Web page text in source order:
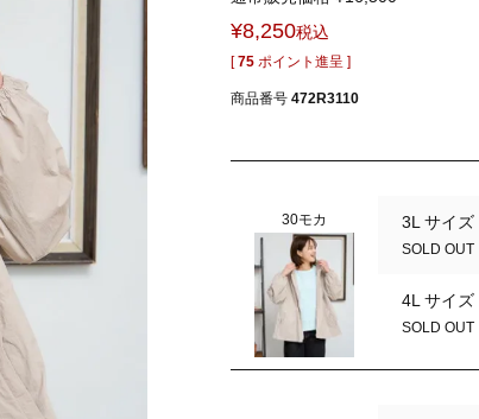
¥8,250税込
[ 75 ポイント進呈 ]
商品番号 472R3110
30モカ 3L サイズ
SOLD OUT
4L サイズ
SOLD OUT